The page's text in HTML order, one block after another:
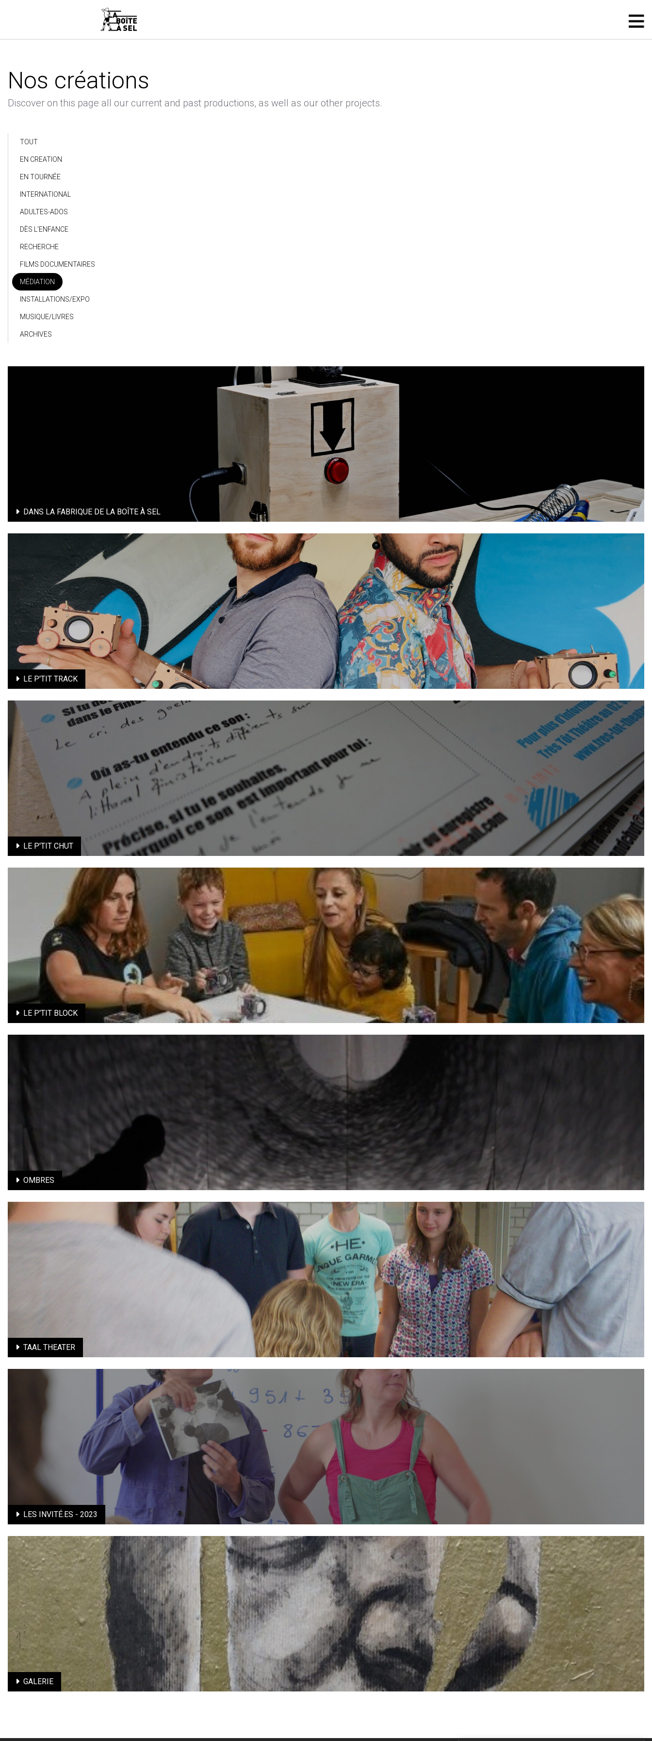
Nos créations
Discover on this page all our current and past productions, as well as our other projects.
TOUT
EN CREATION
EN TOURNÉE
INTERNATIONAL
ADULTES-ADOS
DÈS L'ENFANCE
RECHERCHE
FILMS DOCUMENTAIRES
MÉDIATION
INSTALLATIONS/EXPO
MUSIQUE/LIVRES
ARCHIVES
DANS LA FABRIQUE DE LA BOÎTE À SEL
DANS LA FABRIQUE DE LA BOÎTE À SEL
EXPOSITION INTERACTIVE / TOUT PUBLIC
En savoir plus
LE P'TIT TRACK
LE P'TIT TRACK
Initiation-perfomance au Human Beatbox autour du spectacle TRACK / Tout public dès 5 ans
En savoir plus
LE P'TIT CHUT
LE P'TIT CHUT
Projet de médiation autour du Grand Chut. / Tout public dès 6 ans
En savoir plus
LE P'TIT BLOCK
En savoir plus
OMBRES
Introduction au théatre d'ombre contemporain / Tout public
TAAL THEATER
TAAL THEATER
Théâtre de langue / Une expérience théâtrale en français aux Pays-Bas
En savoir plus
LES INVITÉ.ES - 2023
LES INVITÉ.ES - 2023
Laboratoire de recherches partagées / Projet de territoire
En savoir plus
GALERIE